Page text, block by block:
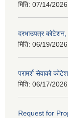
मिति: 07/14/
दरभाउपत्र कोटेशन,
मिति: 06/19/
परामर्श सेवाको
मिति: 06/17/
Request for